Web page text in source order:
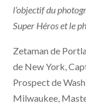
l’objectif du
Super Héros et le
Zetaman de
de New York,
Prospect de
Milwaukee,